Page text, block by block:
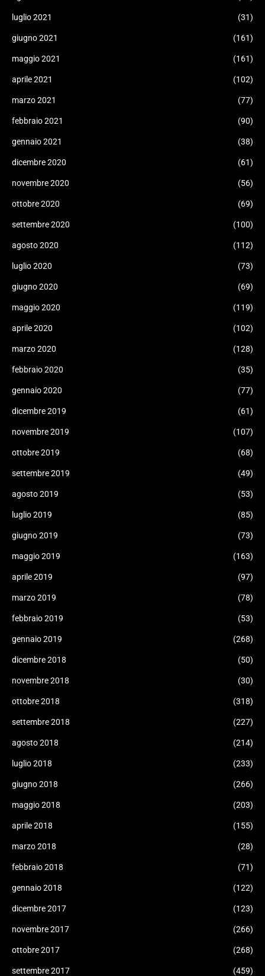
luglio 2021 (31)
giugno 2021 (161)
maggio 2021 (161)
aprile 2021 (102)
marzo 2021 (77)
febbraio 2021 (90)
gennaio 2021 (38)
dicembre 2020 (61)
novembre 2020 (56)
ottobre 2020 (69)
settembre 2020 (100)
agosto 2020 (112)
luglio 2020 (73)
giugno 2020 (69)
maggio 2020 (119)
aprile 2020 (102)
marzo 2020 (128)
febbraio 2020 (35)
gennaio 2020 (77)
dicembre 2019 (61)
novembre 2019 (107)
ottobre 2019 (68)
settembre 2019 (49)
agosto 2019 (53)
luglio 2019 (85)
giugno 2019 (73)
maggio 2019 (163)
aprile 2019 (97)
marzo 2019 (78)
febbraio 2019 (53)
gennaio 2019 (268)
dicembre 2018 (50)
novembre 2018 (30)
ottobre 2018 (318)
settembre 2018 (227)
agosto 2018 (214)
luglio 2018 (233)
giugno 2018 (266)
maggio 2018 (203)
aprile 2018 (155)
marzo 2018 (28)
febbraio 2018 (71)
gennaio 2018 (122)
dicembre 2017 (123)
novembre 2017 (266)
ottobre 2017 (268)
settembre 2017 (459)